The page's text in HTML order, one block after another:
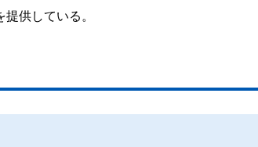
供している。